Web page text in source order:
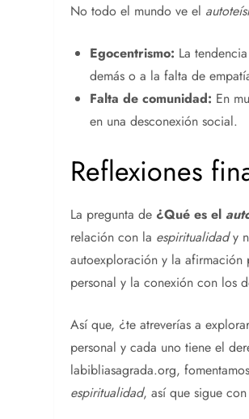
No todo el mundo ve el
Egocentrismo: La
demás o a la falta de
Falta de comunidad: En
en una desconexión social.
Reflexiones
La pregunta de ¿Qué es el
relación con la espiritualidady
autoexploración y la afirmación
personal y la conexión con los
Así que, ¿te atreverías a
personal y cada uno tiene el
labibliasagrada.org,
espiritualidad, así que sigue